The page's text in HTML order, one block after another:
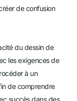
de confusion
du dessin de
les exigences de
à un
de comprendre
succès dans des